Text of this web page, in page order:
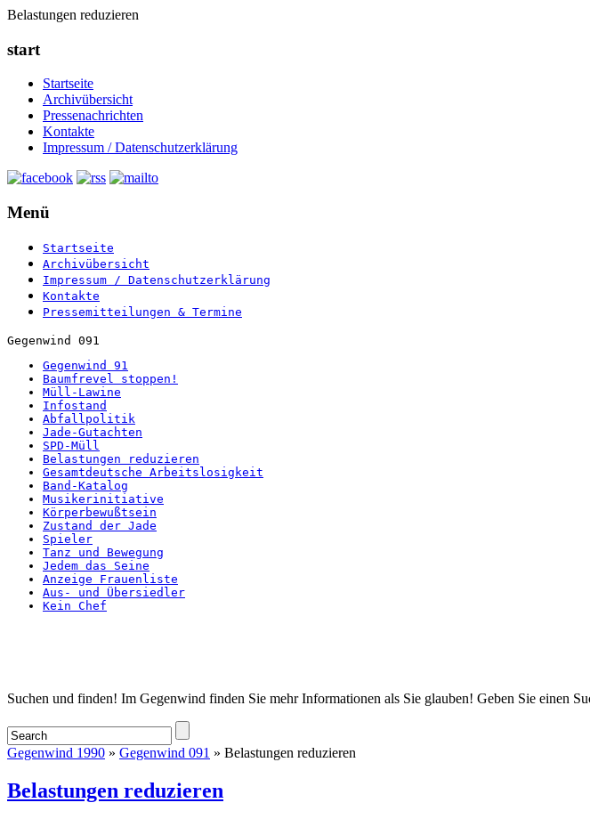
Belastungen reduzieren
start
Startseite
Archivübersicht
Pressenachrichten
Kontakte
Impressum / Datenschutzerklärung
Menü
Startseite
Archivübersicht
Impressum / Datenschutzerklärung
Kontakte
Pressemitteilungen & Termine
Gegenwind 091
Gegenwind 91
Baumfrevel stoppen!
Müll-Lawine
Infostand
Abfallpolitik
Jade-Gutachten
SPD-Müll
Belastungen reduzieren
Gesamtdeutsche Arbeitslosigkeit
Band-Katalog
Musikerinitiative
Körperbewußtsein
Zustand der Jade
Spieler
Tanz und Bewegung
Jedem das Seine
Anzeige Frauenliste
Aus- und Übersiedler
Kein Chef
Startseite
Suchen und finden! Im Gegenwind finden Sie mehr Informationen als Sie glauben! Geben Sie einen
Gegenwind 1990 » Gegenwind 091 » Belastungen reduzieren
Belastungen reduzieren